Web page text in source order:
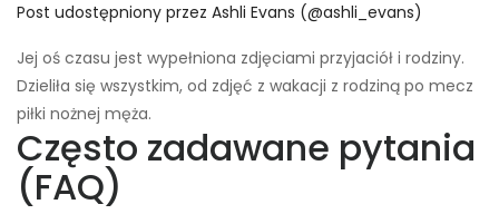
Post udostępniony przez Ashli ​​Evans (@ashli_evans)
Jej oś czasu jest wypełniona zdjęciami przyjaciół i rodziny.
Dzieliła się wszystkim, od zdjęć z wakacji z rodziną po mecz
piłki nożnej męża.
Często zadawane pytania
(FAQ)